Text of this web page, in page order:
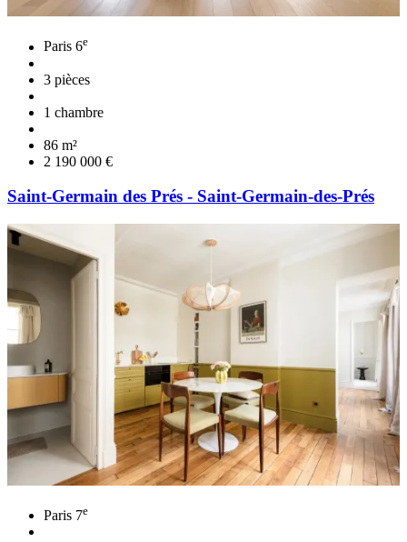
Paris 6e
3 pièces
1 chambre
86 m²
2 190 000 €
Saint-Germain des Prés - Saint-Germain-des-Prés
Paris 7e